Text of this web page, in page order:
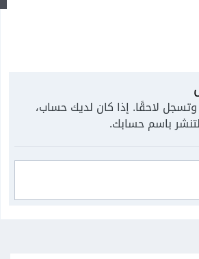
لاحقًا. إذا كان لديك حساب،
لتنشر باسم حسابك.